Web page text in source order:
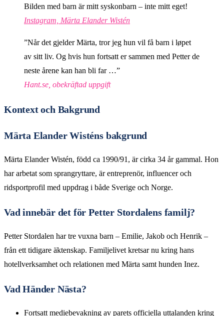
Bilden med barn är mitt syskonbarn – inte mitt eget!
Instagram, Märta Elander Wistén
”Når det gjelder Märta, tror jeg hun vil få barn i løpet
av sitt liv. Og hvis hun fortsatt er sammen med Petter de
neste årene kan han bli far …”
Hant.se, obekräftad uppgift
Kontext och Bakgrund
Märta Elander Wisténs bakgrund
Märta Elander Wistén, född ca 1990/91, är cirka 34 år gammal. Hon
har arbetat som sprangryttare, är entreprenör, influencer och
ridsportprofil med uppdrag i både Sverige och Norge.
Vad innebär det för Petter Stordalens familj?
Petter Stordalen har tre vuxna barn – Emilie, Jakob och Henrik –
från ett tidigare äktenskap. Familjelivet kretsar nu kring hans
hotellverksamhet och relationen med Märta samt hunden Inez.
Vad Händer Nästa?
Fortsatt mediebevakning av parets officiella uttalanden kring